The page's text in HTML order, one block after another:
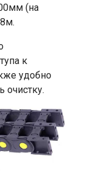
(на
к
удобно
очистку.